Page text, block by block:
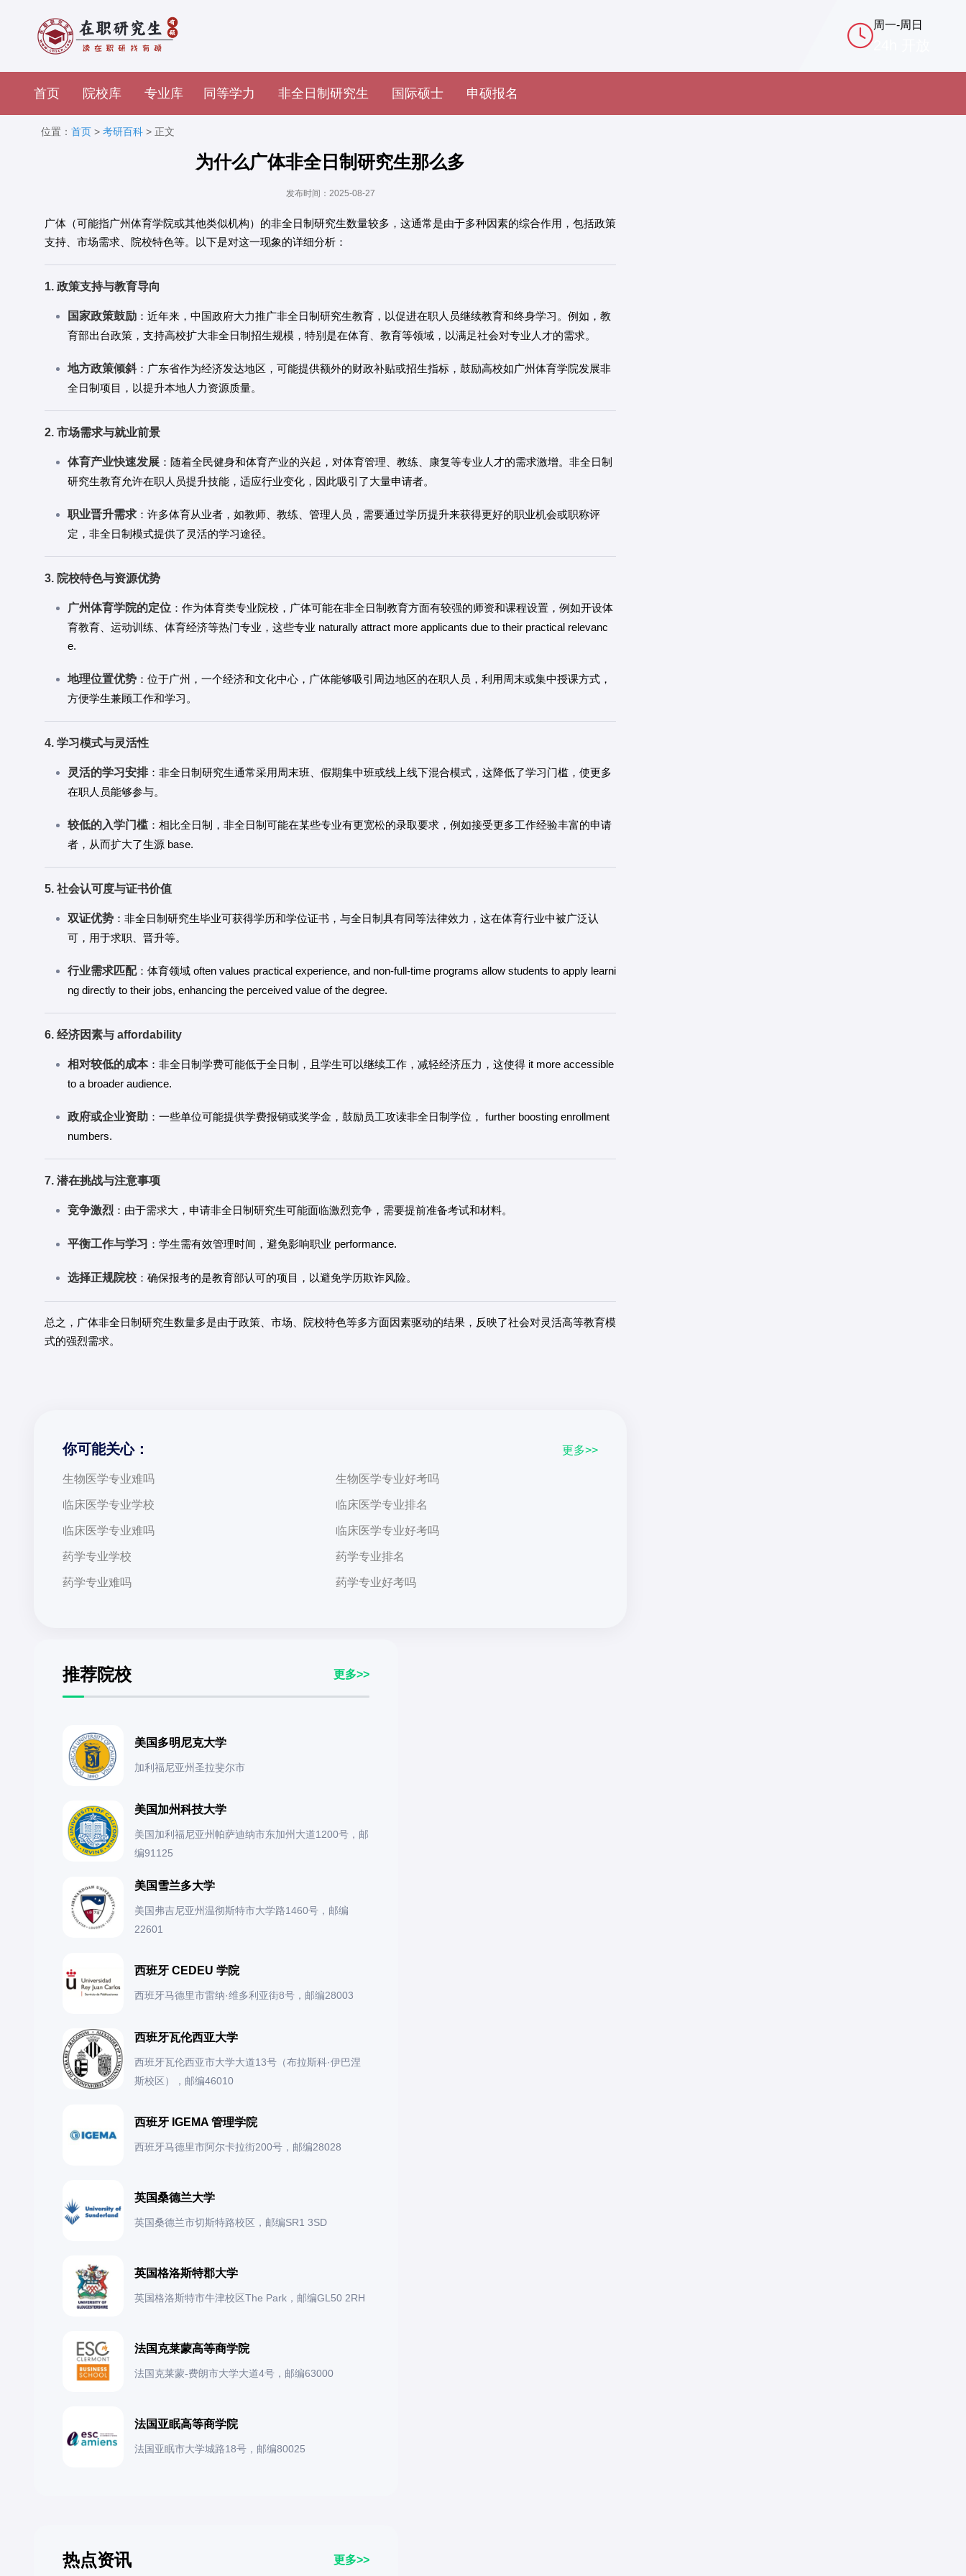
周一-周日
首页 院校库 专业库 同等学力 非全日制研究生 国际硕士 申硕报名
位置： 首页 > 考研百科 > 正文
为什么广体非全日制研究生那么多
发布时间：2025-08-27
广体（可能指广州体育学院或其他类似机构）的非全日制研究生数量较多，这通常是由于多种因素的综合作用，包括政策
支持、市场需求、院校特色等。以下是对这一现象的详细分析：
1. 政策支持与教育导向
国家政策鼓励 ：近年来，中国政府大力推广非全日制研究生教育，以促进在职人员继续教育和终身学习。例如，教
育部出台政策，支持高校扩大非全日制招生规模，特别是在体育、教育等领域，以满足社会对专业人才的需求。
地方政策倾斜：广东省作为经济发达地区，可能提供额外的财政补贴或招生指标，鼓励高校如广州体育学院发展非
全日制项目，以提升本地人力资源质量。
2. 市场需求与就业前景
体育产业快速发展 ：随着全民健身和体育产业的兴起，对体育管理、教练、康复等专业人才的需求激增。非全日制
研究生教育允许在职人员提升技能，适应行业变化，因此吸引了大量申请者。
职业晋升需求 ：许多体育从业者，如教师、教练、管理人员，需要通过学历提升来获得更好的职业机会或职称评
定，非全日制模式提供了灵活的学习途径。
3. 院校特色与资源优势
广州体育学院的定位 ：作为体育类专业院校，广体可能在非全日制教育方面有较强的师资和课程设置，例如开设体
育教育、运动训练、体育经济等热门专业，这些专业 naturally attract more applicants due to their practical relevanc
e.
地理位置优势 ：位于广州，一个经济和文化中心，广体能够吸引周边地区的在职人员，利用周末或集中授课方式，
方便学生兼顾工作和学习。
4. 学习模式与灵活性
灵活的学习安排：非全日制研究生通常采用周末班、假期集中班或线上线下混合模式，这降低了学习门槛，使更多
在职人员能够参与。
较低的入学门槛：相比全日制，非全日制可能在某些专业有更宽松的录取要求，例如接受更多工作经验丰富的申请
者，从而扩大了生源 base.
5. 社会认可度与证书价值
双证优势 ：非全日制研究生毕业可获得学历和学位证书，与全日制具有同等法律效力，这在体育行业中被广泛认
可，用于求职、晋升等。
行业需求匹配：体育领域 often values practical experience, and non-full-time programs allow students to apply learni
ng directly to their jobs, enhancing the perceived value of the degree.
6. 经济因素与 affordability
相对较低的成本：非全日制学费可能低于全日制，且学生可以继续工作，减轻经济压力，这使得 it more accessible
to a broader audience.
政府或企业资助 ：一些单位可能提供学费报销或奖学金，鼓励员工攻读非全日制学位， further boosting enrollment
numbers.
7. 潜在挑战与注意事项
竞争激烈 ：由于需求大，申请非全日制研究生可能面临激烈竞争，需要提前准备考试和材料。
平衡工作与学习 ：学生需有效管理时间，避免影响职业 performance.
选择正规院校 ：确保报考的是教育部认可的项目，以避免学历欺诈风险。
总之，广体非全日制研究生数量多是由于政策、市场、院校特色等多方面因素驱动的结果，反映了社会对灵活高等教育模
式的强烈需求。
你可能关心： 更多>>
生物医学专业难吗 生物医学专业好考吗
临床医学专业学校 临床医学专业排名
临床医学专业难吗 临床医学专业好考吗
药学专业学校 药学专业排名
药学专业难吗 药学专业好考吗
推荐院校 更多>>
美国多明尼克大学
加利福尼亚州圣拉斐尔市
美国加州科技大学
美国加利福尼亚州帕萨迪纳市东加州大道1200号，邮
编91125
美国雪兰多大学
美国弗吉尼亚州温彻斯特市大学路1460号，邮编
22601
西班牙 CEDEU 学院
西班牙马德里市雷纳·维多利亚街8号，邮编28003
西班牙瓦伦西亚大学
西班牙瓦伦西亚市大学大道13号（布拉斯科·伊巴涅
斯校区），邮编46010
西班牙 IGEMA 管理学院
西班牙马德里市阿尔卡拉街200号，邮编28028
英国桑德兰大学
英国桑德兰市切斯特路校区，邮编SR1 3SD
英国格洛斯特郡大学
英国格洛斯特市牛津校区The Park，邮编GL50 2RH
法国克莱蒙高等商学院
法国克莱蒙-费朗市大学大道4号，邮编63000
法国亚眠高等商学院
法国亚眠市大学城路18号，邮编80025
热点资讯 更多>>